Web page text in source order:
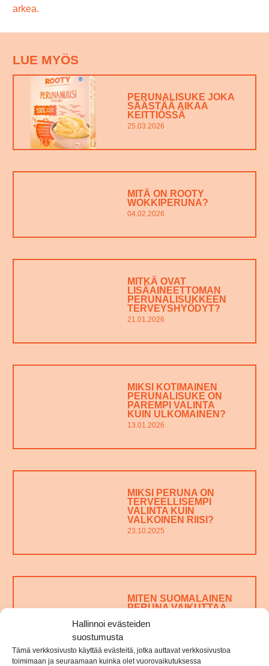
Hallinnoi evästeiden
suostumusta
Tämä verkkosivusto käyttää evästeitä, jotka auttavat verkkosivustoa
toimimaan ja seuraamaan kuinka olet vuorovaikutuksessa
arkea.
LUE MYÖS
PERUNALISUKE JOKA
SÄÄSTÄÄ AIKAA
KEITTIÖSSÄ
25.03.2026
MITÄ ON ROOTY
WOKKIPERUNA?
04.02.2026
MITKÄ OVAT
LISÄAINEETTOMAN
PERUNALISUKKEEN
TERVEYSHYÖDYT?
21.01.2026
MIKSI KOTIMAINEN
PERUNALISUKE ON
PAREMPI VALINTA
KUIN ULKOMAINEN?
13.01.2026
MIKSI PERUNA ON
TERVEELLISEMPI
VALINTA KUIN
VALKOINEN RIISI?
23.10.2025
MITEN SUOMALAINEN
PERUNA VAIKUTTAA
PERUNAMUUSIN
22.10.2025